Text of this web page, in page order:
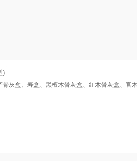
)
灰盒、寿盒、黑檀木骨灰盒、红木骨灰盒、官